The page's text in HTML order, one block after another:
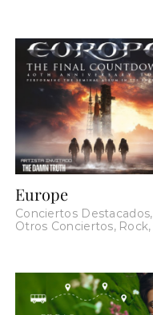
Europe
Conciertos Destacados,
Otros Conciertos, Rock,